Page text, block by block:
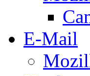
E-Mail